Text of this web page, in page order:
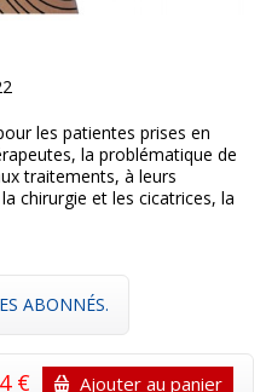
les patientes prises en
la problématique de
traitements, à leurs
chirurgie et les cicatrices, la
ABONNÉS.
€ Ajouter au panier